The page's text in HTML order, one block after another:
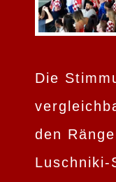
Die
den
Luschniki-